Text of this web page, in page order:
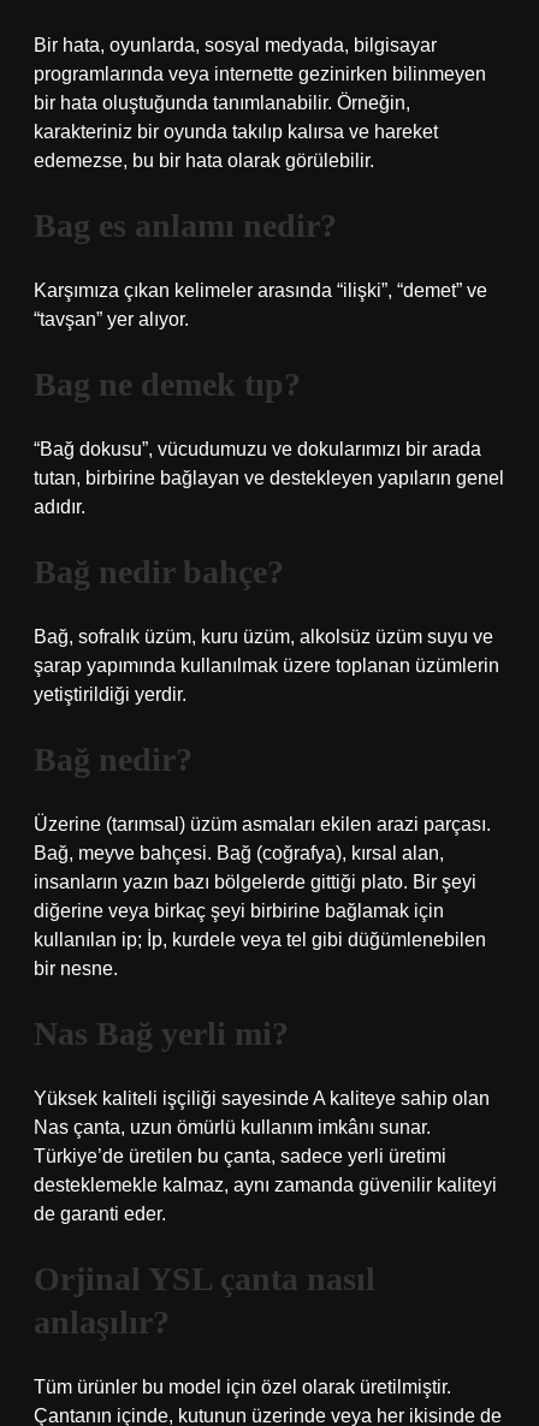
Bir hata, oyunlarda, sosyal medyada, bilgisayar
programlarında veya internette gezinirken bilinmeyen
bir hata oluştuğunda tanımlanabilir. Örneğin,
karakteriniz bir oyunda takılıp kalırsa ve hareket
edemezse, bu bir hata olarak görülebilir.
Bag es anlamı nedir?
Karşımıza çıkan kelimeler arasında “ilişki”, “demet” ve
“tavşan” yer alıyor.
Bag ne demek tıp?
“Bağ dokusu”, vücudumuzu ve dokularımızı bir arada
tutan, birbirine bağlayan ve destekleyen yapıların genel
adıdır.
Bağ nedir bahçe?
Bağ, sofralık üzüm, kuru üzüm, alkolsüz üzüm suyu ve
şarap yapımında kullanılmak üzere toplanan üzümlerin
yetiştirildiği yerdir.
Bağ nedir?
Üzerine (tarımsal) üzüm asmaları ekilen arazi parçası.
Bağ, meyve bahçesi. Bağ (coğrafya), kırsal alan,
insanların yazın bazı bölgelerde gittiği plato. Bir şeyi
diğerine veya birkaç şeyi birbirine bağlamak için
kullanılan ip; İp, kurdele veya tel gibi düğümlenebilen
bir nesne.
Nas Bağ yerli mi?
Yüksek kaliteli işçiliği sayesinde A kaliteye sahip olan
Nas çanta, uzun ömürlü kullanım imkânı sunar.
Türkiye’de üretilen bu çanta, sadece yerli üretimi
desteklemekle kalmaz, aynı zamanda güvenilir kaliteyi
de garanti eder.
Orjinal YSL çanta nasıl
anlaşılır?
Tüm ürünler bu model için özel olarak üretilmiştir.
Çantanın içinde, kutunun üzerinde veya her ikisinde de